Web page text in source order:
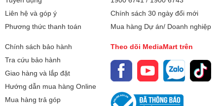
- Làm thế nào để sử dụng máy làm sạch sâu hoàn thành?
- Làm sạch máy rửa chén của bạn với một kết thúc không
sau để làm sạch với Kết thúc dọn dẹp máy:
- Đảm bảo thiết bị của bạn trống - không nên có bất kỳ đồ
thủy tinh, đồ sành sứ hoặc dao kéo nào trong máy.
- Loại bỏ bất kỳ thực phẩm còn lại từ thiết bị. Tháo nhãn
dán khỏi nắp chai (không tháo nắp).
- Đặt chai lộn ngược trong giỏ dao kéo và đặt nó ở một vị trí
Liên hệ và góp ý
Phương thức thanh toán
Chính sách 30 ngày đổi mới
Mua hàng Dự án/ Doanh nghiệp
Chính sách bảo hành
Tra cứu bảo hành
Giao hàng và lắp đặt
Hướng dẫn mua hàng Online
Mua hàng trả góp
Theo dõi MediaMart trên